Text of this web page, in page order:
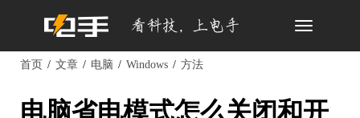
Toggle
首页 文章 电脑 Windows 方法